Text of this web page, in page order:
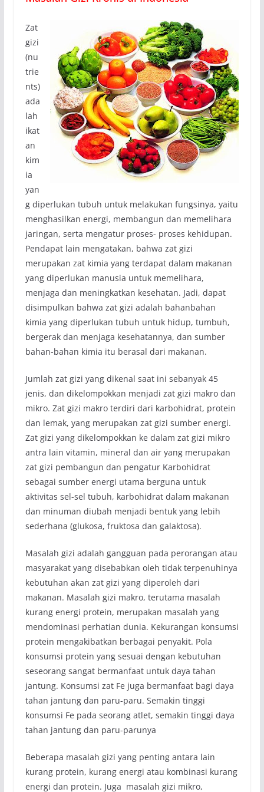
Zat
gizi
(nu
trie
nts)
ada
lah
ikat
an
kim
ia
yan
g diperlukan tubuh untuk melakukan fungsinya, yaitu
menghasilkan energi, membangun dan memelihara
jaringan, serta mengatur proses- proses kehidupan.
Pendapat lain mengatakan, bahwa zat gizi
merupakan zat kimia yang terdapat dalam makanan
yang diperlukan manusia untuk memelihara,
menjaga dan meningkatkan kesehatan. Jadi, dapat
disimpulkan bahwa zat gizi adalah bahan­bahan
kimia yang diperlukan tubuh untuk hidup, tumbuh,
bergerak dan menjaga kesehatannya, dan sumber
bahan-bahan kimia itu berasal dari makanan.
Jumlah zat gizi yang dikenal saat ini sebanyak 45
jenis, dan dikelompokkan menjadi zat gizi makro dan
mikro. Zat gizi makro terdiri dari karbohidrat, protein
dan lemak, yang merupakan zat gizi sumber energi.
Zat gizi yang dikelompokkan ke dalam zat gizi mikro
antra lain vitamin, mineral dan air yang merupakan
zat gizi pembangun dan pengatur Karbohidrat
sebagai sumber energi utama berguna untuk
aktivitas sel-sel tubuh, karbohidrat dalam makanan
dan minuman diubah menjadi bentuk yang lebih
sederhana (glukosa, fruktosa dan galaktosa).
Masalah gizi adalah gangguan pada perorangan atau
masyarakat yang disebabkan oleh tidak terpenuhinya
kebutuhan akan zat gizi yang diperoleh dari
makanan. Masalah gizi makro, terutama masalah
kurang energi protein, merupakan masalah yang
mendominasi perhatian dunia. Kekurangan konsumsi
protein mengakibatkan berbagai penyakit. Pola
konsumsi protein yang sesuai dengan kebutuhan
seseorang sangat bermanfaat untuk daya tahan
jantung. Konsumsi zat Fe juga bermanfaat bagi daya
tahan jantung dan paru-paru. Semakin tinggi
konsumsi Fe pada seorang atlet, semakin tinggi daya
tahan jantung dan paru-parunya
Beberapa masalah gizi yang penting antara lain
kurang protein, kurang energi atau kombinasi kurang
energi dan protein. Juga masalah gizi mikro,